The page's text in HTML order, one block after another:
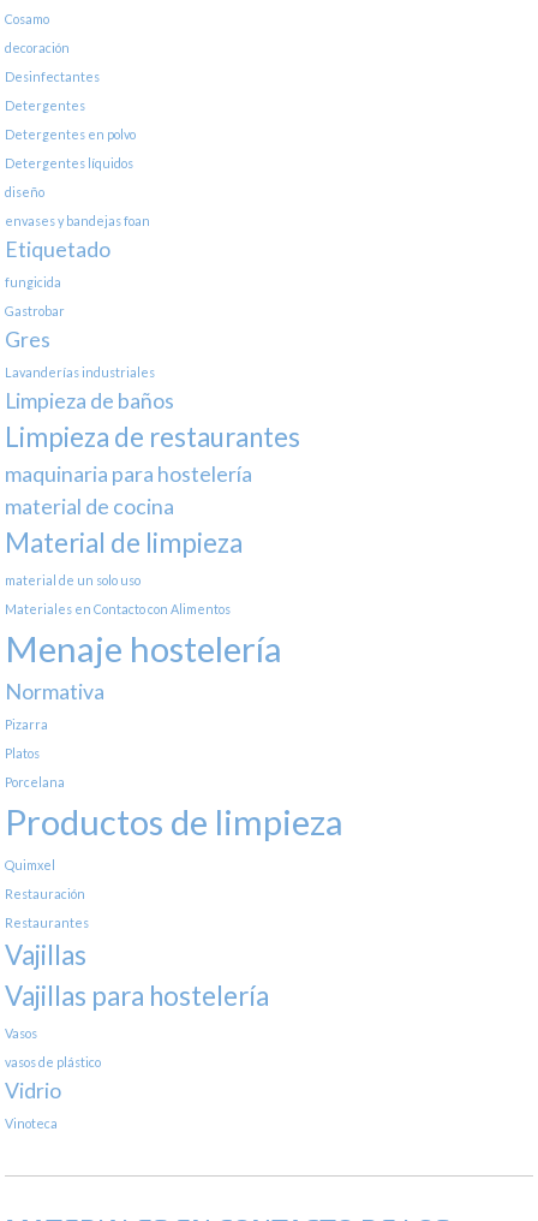
Cosamo
decoración
Desinfectantes
Detergentes
Detergentes en polvo
Detergentes líquidos
diseño
envases y bandejas foan
Etiquetado
fungicida
Gastrobar
Gres
Lavanderías industriales
Limpieza de baños
Limpieza de restaurantes
maquinaria para hostelería
material de cocina
Material de limpieza
material de un solo uso
Materiales en Contacto con Alimentos
Menaje hostelería
Normativa
Pizarra
Platos
Porcelana
Productos de limpieza
Quimxel
Restauración
Restaurantes
Vajillas
Vajillas para hostelería
Vasos
vasos de plástico
Vidrio
Vinoteca